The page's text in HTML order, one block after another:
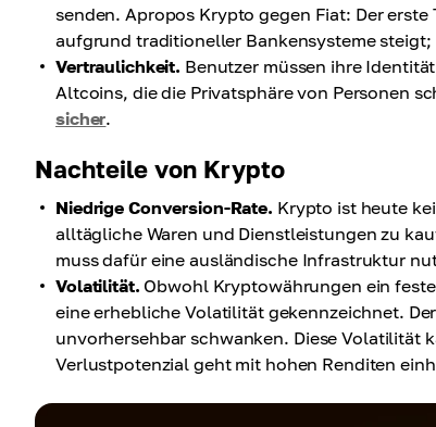
senden. Apropos Krypto gegen Fiat: Der
aufgrund traditioneller Bankensysteme steigt;
Vertraulichkeit. Benutzer müssen ihre
Altcoins, die die Privatsphäre von Personen
sicher.
Nachteile von Krypto
Niedrige Conversion-Rate. Krypto ist heute
alltägliche Waren und Dienstleistungen zu
muss dafür eine ausländische Infrastruktur
Volatilität. Obwohl Kryptowährungen ein
eine erhebliche Volatilität gekennzeichnet.
unvorhersehbar schwanken. Diese Volatilität
Verlustpotenzial geht mit hohen Renditen